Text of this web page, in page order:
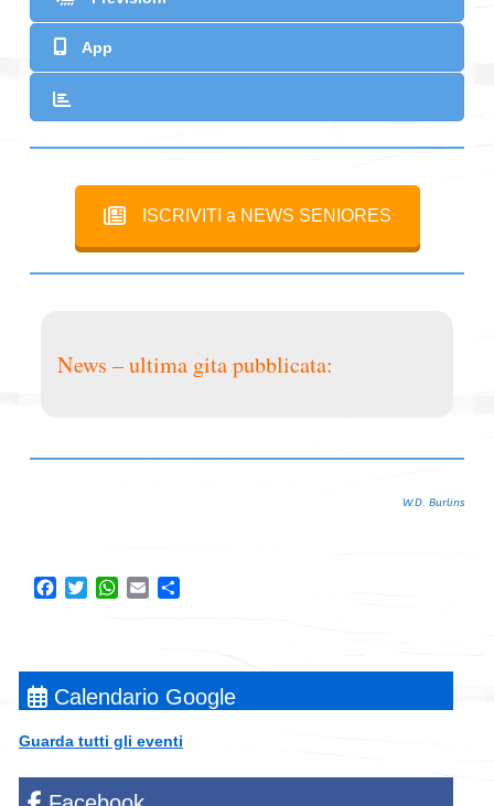
sono raggiunti dai normali mezzi di informazione.
GRUPPO SENIORES CAI GORIZIA
App
ISCRIVITI a NEWS SENIORES
News – ultima gita pubblicata:
W.D. Burlins
Facebook
TwitterWhatsApp
Email
Calendario Google
Guarda tutti gli eventi